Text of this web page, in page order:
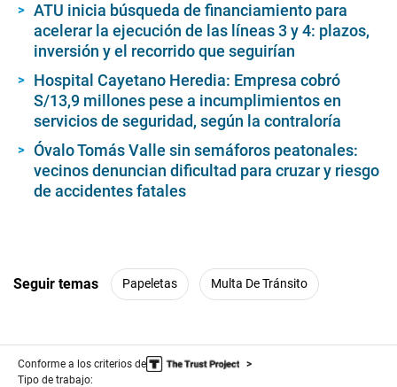
ATU inicia búsqueda de financiamiento para
acelerar la ejecución de las líneas 3 y 4: plazos,
inversión y el recorrido que seguirían
Hospital Cayetano Heredia: Empresa cobró
S/13,9 millones pese a incumplimientos en
servicios de seguridad, según la contraloría
Óvalo Tomás Valle sin semáforos peatonales:
vecinos denuncian dificultad para cruzar y riesgo
de accidentes fatales
Seguir temas Papeletas Multa De Tránsito
Conforme a los criterios de
Tipo de trabajo: